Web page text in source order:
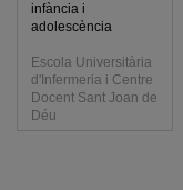
infància i
adolescència
Escola Universitària
d'Infermeria i Centre
Docent Sant Joan de
Déu